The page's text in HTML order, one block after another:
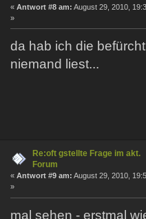
« Antwort #8 am: August 29, 2010,
»
da hab ich die
niemand liest...
Re:oft gstellte Frage im akt.
Forum
« Antwort #9 am: August 29, 2010,
»
mal sehen - erstmal